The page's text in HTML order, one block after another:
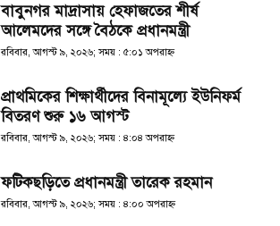
বাবুনগর মাদ্রাসায় হেফাজতের শীর্ষ
আলেমদের সঙ্গে বৈঠকে প্রধানমন্ত্রী
রবিবার, আগস্ট ৯, ২০২৬; সময় : ৫:০১ অপরাহ্ণ
প্রাথমিকের শিক্ষার্থীদের বিনামূল্যে ইউনিফর্ম
বিতরণ শুরু ১৬ আগস্ট
রবিবার, আগস্ট ৯, ২০২৬; সময় : ৪:০৪ অপরাহ্ণ
ফটিকছড়িতে প্রধানমন্ত্রী তারেক রহমান
রবিবার, আগস্ট ৯, ২০২৬; সময় : ৪:০০ অপরাহ্ণ